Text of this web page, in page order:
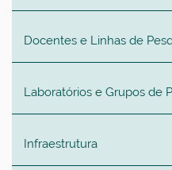
Docentes e Linhas de
Laboratórios e Grupos de
Infraestrutura